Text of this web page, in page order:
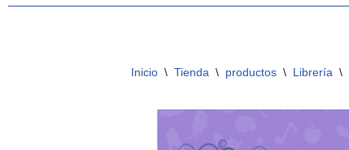
Inicio \ Tienda \ productos \ Librería \